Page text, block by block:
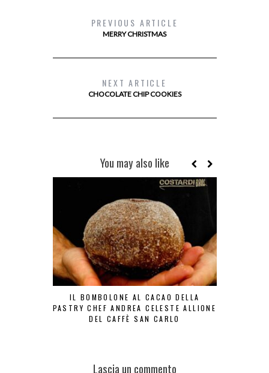
PREVIOUS ARTICLE
MERRY CHRISTMAS
NEXT ARTICLE
CHOCOLATE CHIP COOKIES
You may also like
IL BOMBOLONE AL CACAO DELLA
PASTRY CHEF ANDREA CELESTE ALLIONE
DEL CAFFÈ SAN CARLO
Lascia un commento